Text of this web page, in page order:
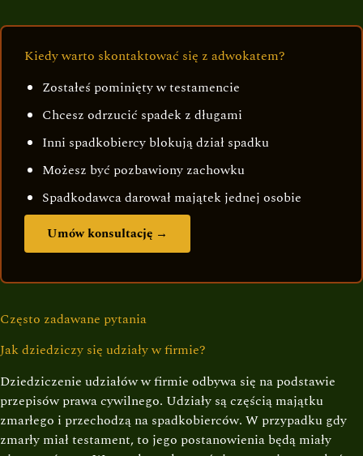
Kiedy warto skontaktować się z adwokatem?
Zostałeś pominięty w testamencie
Chcesz odrzucić spadek z długami
Inni spadkobiercy blokują dział spadku
Możesz być pozbawiony zachowku
Spadkodawca darował majątek jednej osobie
Umów konsultację →
Często zadawane pytania
Jak dziedziczy się udziały w firmie?
Dziedziczenie udziałów w firmie odbywa się na podstawie
przepisów prawa cywilnego. Udziały są częścią majątku
zmarłego i przechodzą na spadkobierców. W przypadku gdy
zmarły miał testament, to jego postanowienia będą miały